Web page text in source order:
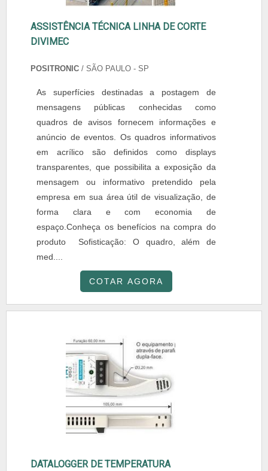
ASSISTÊNCIA TÉCNICA LINHA DE CORTE
DIVIMEC
POSITRONIC / SÃO PAULO - SP
As superfícies destinadas a postagem de
mensagens públicas conhecidas como
quadros de avisos fornecem informações e
anúncio de eventos. Os quadros informativos
em acrílico são definidos como displays
transparentes, que possibilita a exposição da
mensagem ou informativo pretendido pela
empresa em sua área útil de visualização, de
forma clara e com economia de
espaço.Conheça os benefícios na compra do
produto Sofisticação: O quadro, além de
med....
COTAR AGORA
DATALOGGER DE TEMPERATURA